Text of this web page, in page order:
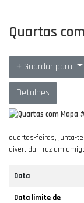
Quartas
Guardar para
Detalhes
quartas-feiras, junta-
divertida. Traz um
Data
Data limite de